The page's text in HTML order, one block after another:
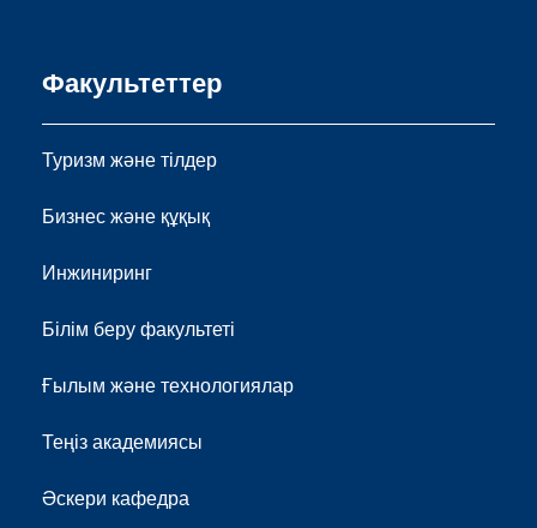
Факультеттер
Туризм және тілдер
Бизнес және құқық
Инжиниринг
Білім беру факультеті
Ғылым және технологиялар
Теңіз академиясы
Әскери кафедра